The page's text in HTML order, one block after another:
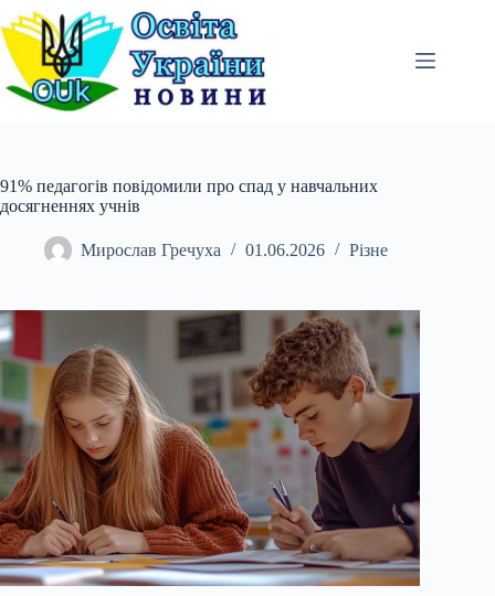
Перейти
до
вмісту
91% педагогів повідомили про спад у навчальних
досягненнях учнів
Мирослав Гречуха 01.06.2026 Різне